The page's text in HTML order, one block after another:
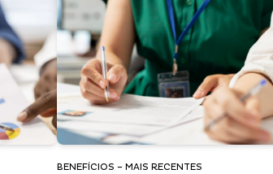
BENEFÍCIOS – MAIS RECENTES